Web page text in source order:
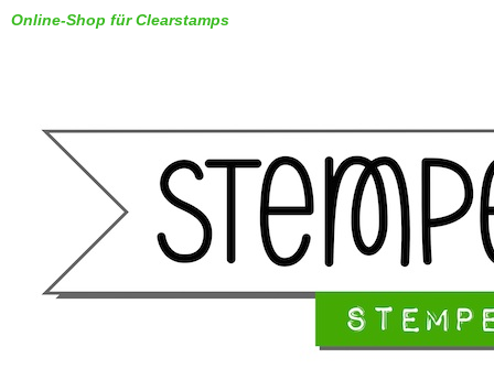
Online-Shop für Clearstamps